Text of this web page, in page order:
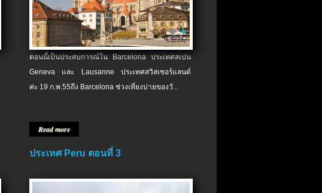
ตอนนี้เป็นประสบการณ์ใน Barcelona ประเทศสเปน
Geneva และ Lausanne ประเทศสวิสเซอร์แลนด์
ค่ะ 19 ก.พ.​55ถึง Barcelona ช่วงเที่ยงบ่ายของวั...
Read more
ประเทศ Peru ตอนที่ 3